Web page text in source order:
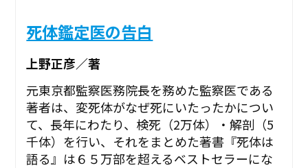
死体鑑定医の告白
上野正彦／著
元東京都監察医務院長を務めた監察医である
著者は、変死体がなぜ死にいたったかについ
て、長年にわたり、検死（2万体）・解剖（5
千体）を行い、それをまとめた著書『死体は
語る』は６５万部を超えるベストセラーにな